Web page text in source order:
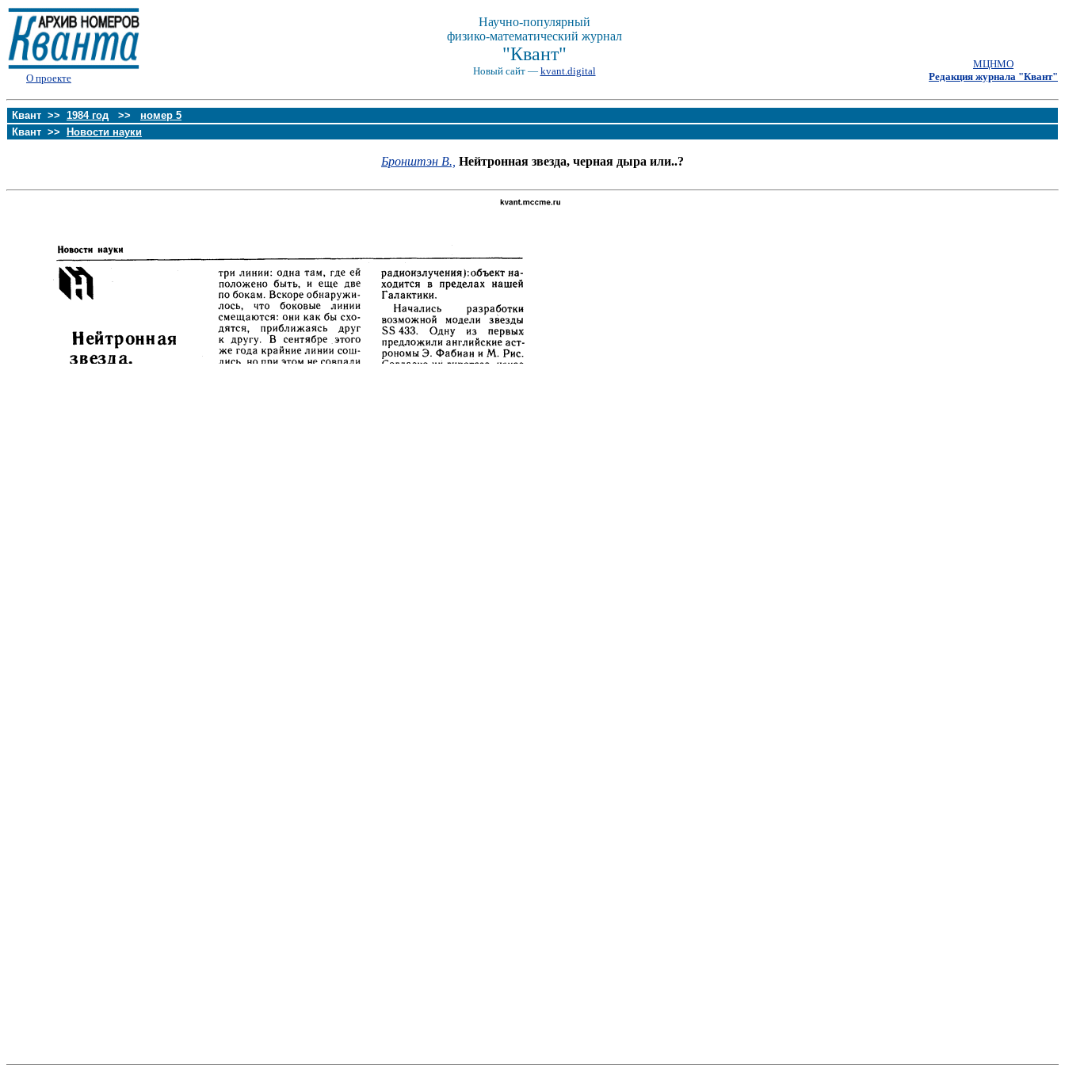
О проекте
Научно-популярный
физико-математический журнал
"Квант"
Новый сайт — kvant.digital
МЦНМО
Редакция журнала "Квант"
Квант >> 1984 год >> номер 5
Квант >>
Новости науки
Бронштэн В., Нейтронная звезда, черная дыра или..?